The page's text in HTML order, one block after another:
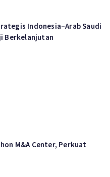
Indonesia–Arab Saudi
Berkelanjutan
M&A Center, Perkuat